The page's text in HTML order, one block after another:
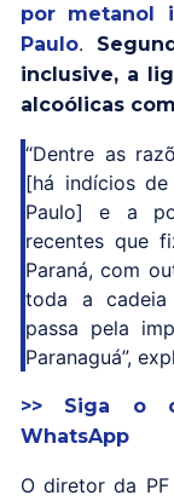
por metanol
Paulo.
inclusive, a
alcoólicas
“Dentre as
[há indícios
Paulo] e a
recentes que
Paraná, com
toda a
passa pela
Paranaguá”,
>> Siga o
WhatsApp
O diretor da